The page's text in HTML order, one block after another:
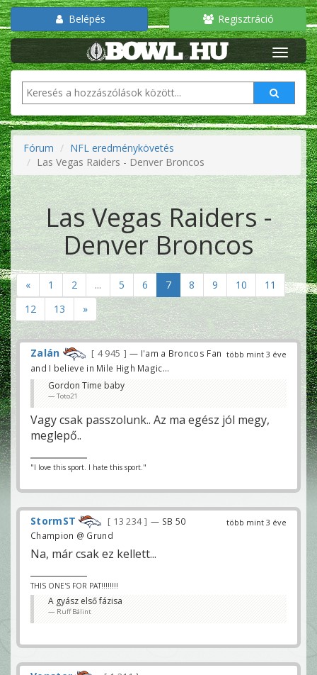
Belépés Regisztráció
Fórum
NFL eredménykövetés
Las Vegas Raiders - Denver Broncos
Las Vegas Raiders -
Denver Broncos
« 1 2 ... 5 6 7 8 9 10
11
12
13 »
több mint 3 éve
Zalán 4 945
— I'am a Broncos Fan
and I believe in Mile High Magic...
Gordon Time baby
Toto21
Vagy csak passzolunk.. Az ma egész jól megy,
meglepő..
"I love this sport. I hate this sport."
több mint 3 éve
StormST 13 234
— SB 50
Champion @ Grund
Na, már csak ez kellett...
THIS ONE'S FOR PAT!!!!!!!!
A gyász első fázisa
Ruff Bálint